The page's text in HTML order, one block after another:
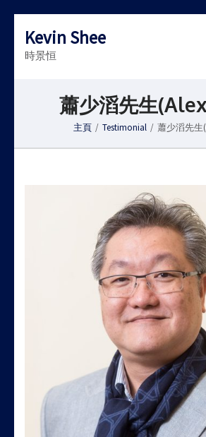
Kevin Shee
時景恒
蕭少滔先生
主頁 / Testimonial / 蕭少滔先生